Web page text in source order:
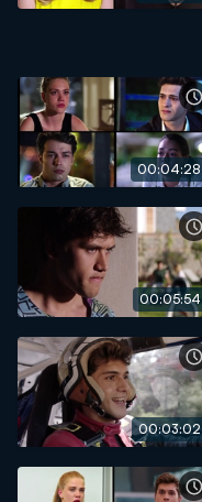
00:04:28
00:05:54
00:03:02